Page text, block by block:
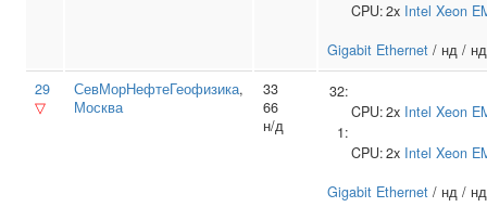
CPU:2x Intel Xeon
Gigabit Ethernet / нд / нд
29
▽
СевМорНефтеГеофизика,
Москва
33
66
н/д
32:
CPU:2x Intel Xeon
1:
CPU:2x Intel Xeon
Gigabit Ethernet / нд / нд